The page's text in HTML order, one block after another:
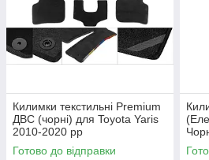
Килимки текстильні Premium
ДВС (чорні) для Toyota Yaris
2010-2020 рр
Готово до відправки